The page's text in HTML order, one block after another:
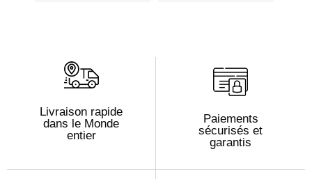
Livraison rapide
dans le Monde
entier
Paiements
sécurisés et
garantis